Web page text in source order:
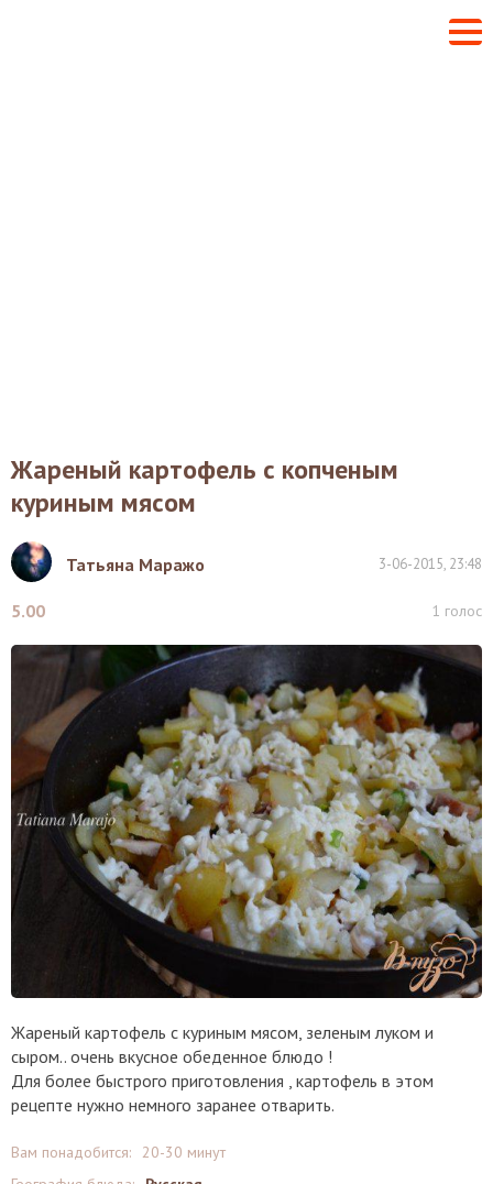
Жареный картофель с копченым
куриным мясом
Татьяна Маражо 3-06-2015, 23:48
5.00 1 голос
Жареный картофель с куриным мясом, зеленым луком и
сыром.. очень вкусное обеденное блюдо !
Для более быстрого приготовления , картофель в этом
рецепте нужно немного заранее отварить.
Вам понадобится:
20-30 минут